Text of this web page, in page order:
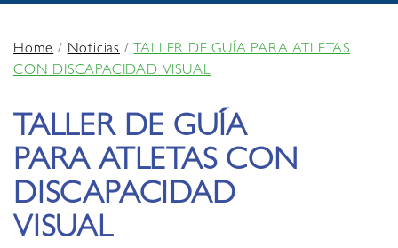
Home/Noticias /TALLER DE GUÍA PARA ATLETAS
CON DISCAPACIDAD VISUAL
TALLER DE GUÍA
PARA ATLETAS CON
DISCAPACIDAD
VISUAL